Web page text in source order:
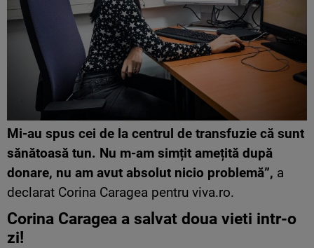
Mi-au spus cei de la centrul de transfuzie că sunt
sănătoasă tun. Nu m-am simțit amețită după
donare, nu am avut absolut nicio problemă”, a
declarat Corina Caragea pentru viva.ro.
Corina Caragea a salvat doua vieti intr-o
zi!